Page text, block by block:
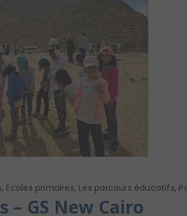
, Écoles primaires, Les parcours éducatifs,
– GS New Cairo